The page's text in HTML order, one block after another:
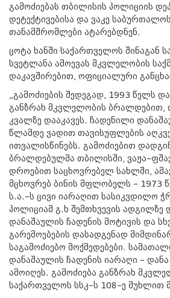
გამოძიებას თბილისის პოლიციის
დეტექტივებისა და ვაკე
თანამშრომლები ატარებდნენ.
ცოტა ხანში საქართველოს შინაგან
სვეტლანა ამოევას მკვლელობის
დაკავშირებით, ოფიციალური
„გამოძიების შედეგად, 1993 წელს
განზრახ მკვლელობის ბრალდებით,
კვალზე დააკავეს. ჩადენილი
წლამდე ვადით თავისუფლების
ითვალისწინებს. გამოძიებით
ბრალდებულმა თბილისში,
დროებით საცხოვრებელ სახლში,
მცხოვრებ ბინის მფლობელს – 1973
ს.ა.–ს ცივი იარაღით სასიკვდილო
პოლიციამ გ.ხ შემთხვევის ადგილზე
დანაშაულის ჩადენის მოტივის და
გარემოებების დასადგენად
საგამოძიებო მოქმედებები.
დანაშაულის ჩადენის იარაღი –
ამოიღეს. გამოძიება განზრახ
საქართველოს სსკ–ს 108–ე მუხლით